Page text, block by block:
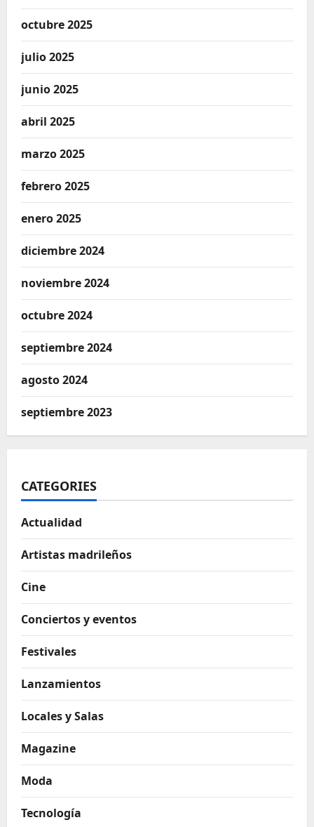
octubre 2025
julio 2025
junio 2025
abril 2025
marzo 2025
febrero 2025
enero 2025
diciembre 2024
noviembre 2024
octubre 2024
septiembre 2024
agosto 2024
septiembre 2023
CATEGORIES
Actualidad
Artistas madrileños
Cine
Conciertos y eventos
Festivales
Lanzamientos
Locales y Salas
Magazine
Moda
Tecnología